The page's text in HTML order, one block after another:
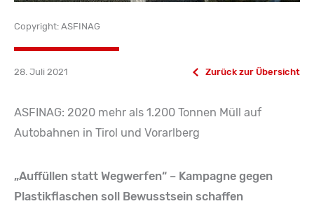
Copyright: ASFINAG
28. Juli 2021 Zurück zur Übersicht
ASFINAG: 2020 mehr als 1.200 Tonnen Müll auf
Autobahnen in Tirol und Vorarlberg
„Auffüllen statt Wegwerfen“ – Kampagne gegen
Plastikflaschen soll Bewusstsein schaffen